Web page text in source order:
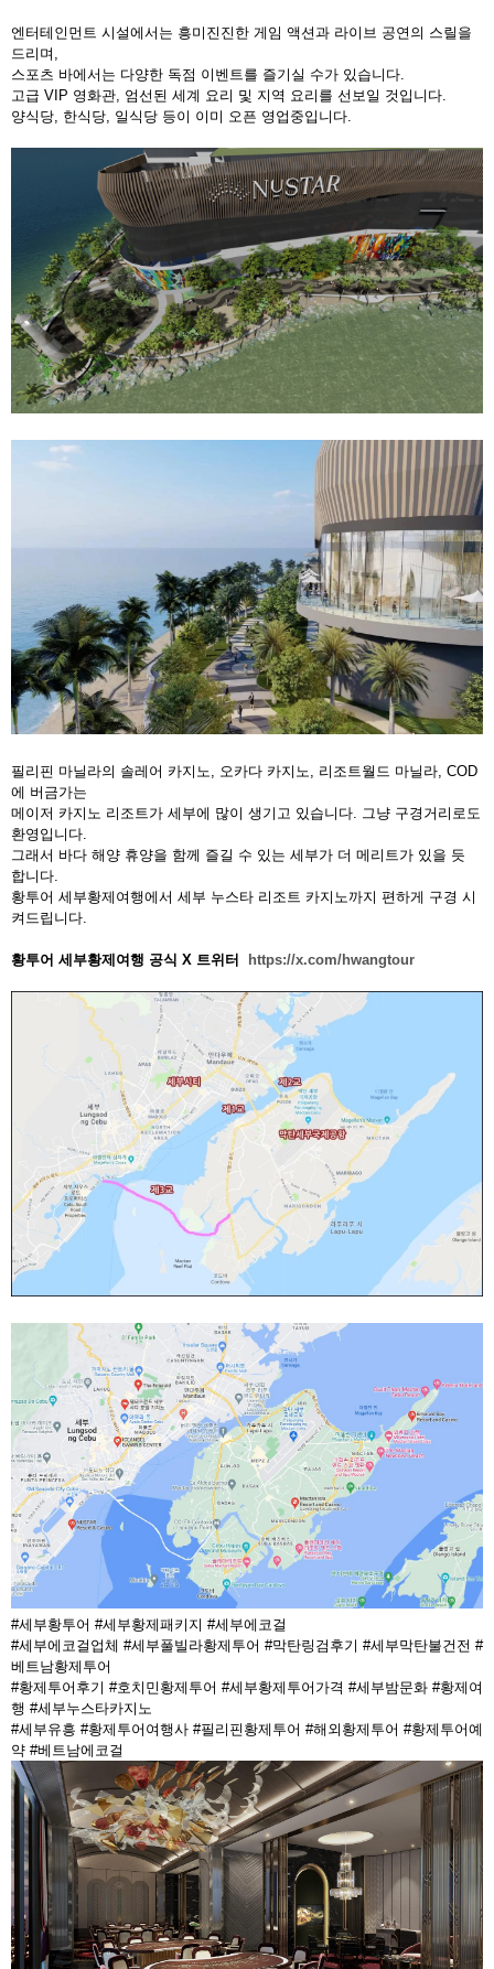
엔터테인먼트 시설에서는 흥미진진한 게임 액션과 라이브 공연의 스릴을
드리며,
스포츠 바에서는 다양한 독점 이벤트를 즐기실 수가 있습니다.
고급 VIP 영화관, 엄선된 세계 요리 및 지역 요리를 선보일 것입니다.
양식당, 한식당, 일식당 등이 이미 오픈 영업중입니다.
필리핀 마닐라의 솔레어 카지노, 오카다 카지노, 리조트월드 마닐라, COD
에 버금가는
메이저 카지노 리조트가 세부에 많이 생기고 있습니다. 그냥 구경거리로도
환영입니다.
그래서 바다 해양 휴양을 함께 즐길 수 있는 세부가 더 메리트가 있을 듯
합니다.
황투어 세부황제여행에서 세부 누스타 리조트 카지노까지 편하게 구경 시
켜드립니다.
황투어 세부황제여행 공식 X 트위터 https://x.com/hwangtour
#세부황투어 #세부황제패키지 #세부에코걸
#세부에코걸업체 #세부풀빌라황제투어 #막탄링검후기 #세부막탄불건전 #
베트남황제투어
#황제투어후기 #호치민황제투어 #세부황제투어가격 #세부밤문화 #황제여
행 #세부누스타카지노
#세부유흥 #황제투어여행사 #필리핀황제투어 #해외황제투어 #황제투어예
약 #베트남에코걸